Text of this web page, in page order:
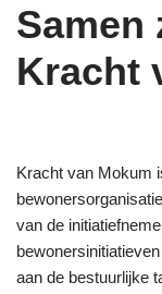
Samen
Kracht
Kracht van Mokum
van de
aan de bestuurlijke